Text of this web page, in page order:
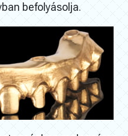
befolyásolja.